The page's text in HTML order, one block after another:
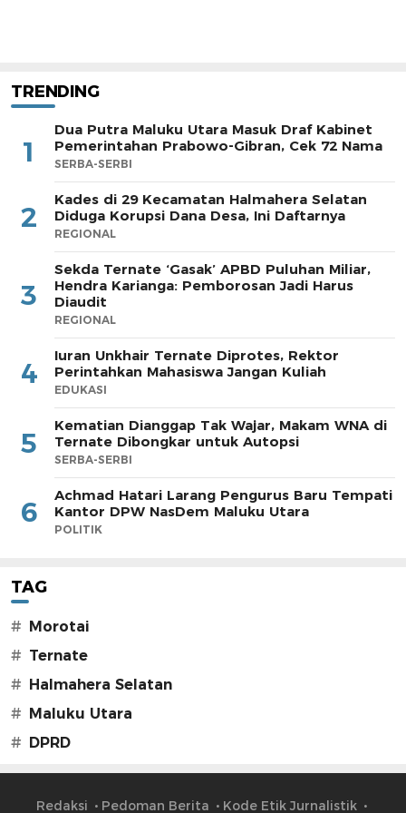
TRENDING
1
Dua Putra Maluku Utara Masuk Draf Kabinet
Pemerintahan Prabowo-Gibran, Cek 72 Nama
SERBA-SERBI
2
Kades di 29 Kecamatan Halmahera Selatan
Diduga Korupsi Dana Desa, Ini Daftarnya
REGIONAL
3
Sekda Ternate ‘Gasak’ APBD Puluhan Miliar,
Hendra Karianga: Pemborosan Jadi Harus
Diaudit
REGIONAL
4
Iuran Unkhair Ternate Diprotes, Rektor
Perintahkan Mahasiswa Jangan Kuliah
EDUKASI
5
Kematian Dianggap Tak Wajar, Makam WNA di
Ternate Dibongkar untuk Autopsi
SERBA-SERBI
6
Achmad Hatari Larang Pengurus Baru Tempati
Kantor DPW NasDem Maluku Utara
POLITIK
TAG
# Morotai
# Ternate
# Halmahera Selatan
# Maluku Utara
# DPRD
Redaksi Pedoman Berita Kode Etik Jurnalistik